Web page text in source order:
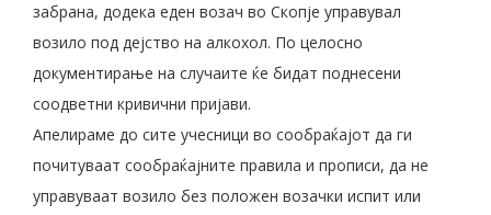
забрана, додека еден возач во Скопје управувал
возило под дејство на алкохол. По целосно
документирање на случаите ќе бидат поднесени
соодветни кривични пријави.
Апелираме до сите учесници во сообраќајот да ги
почитуваат сообраќајните правила и прописи, да не
управуваат возило без положен возачки испит или